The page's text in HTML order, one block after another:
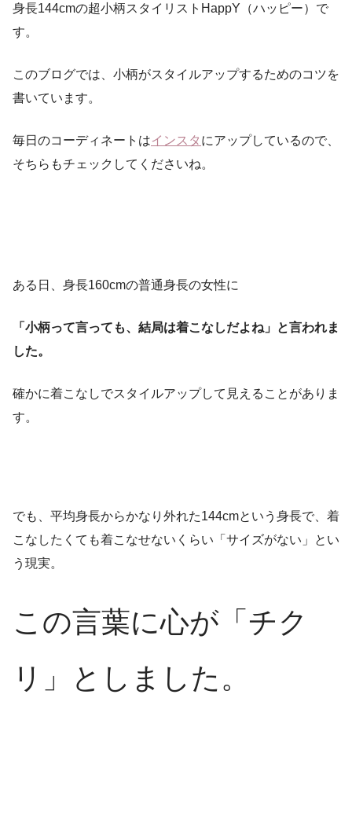
身長144cmの超小柄スタイリストHappY（ハッピー）で
す。
このブログでは、小柄がスタイルアップするためのコツを
書いています。
毎日のコーディネートはインスタ にアップしているので、
そちらもチェックしてくださいね。
ある日、身長160cmの普通身長の女性に
「小柄って言っても、結局は着こなしだよね」と言われま
した。
確かに着こなしでスタイルアップして見えることがありま
す。
でも、平均身長からかなり外れた144cmという身長で、着
こなしたくても着こなせないくらい「サイズがない」とい
う現実。
この言葉に心が「チク
リ」としました。